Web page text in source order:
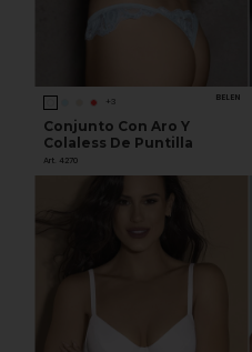
+3 BELEN
Conjunto Con Aro Y
Colaless De Puntilla
Art. 4270